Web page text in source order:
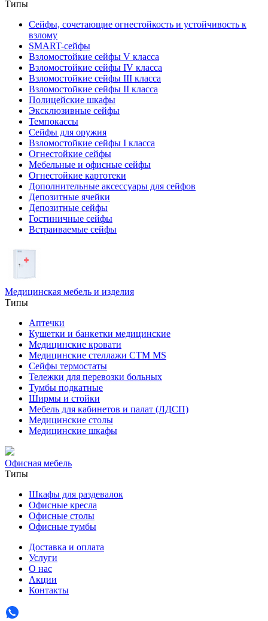
Типы
Сейфы, сочетающие огнестойкость и устойчивость к
взлому
SMART-сейфы
Взломостойкие сейфы V класса
Взломостойкие сейфы IV класса
Взломостойкие сейфы III класса
Взломостойкие сейфы II класса
Полицейские шкафы
Эксклюзивные сейфы
Темпокассы
Сейфы для оружия
Взломостойкие сейфы I класса
Огнестойкие сейфы
Мебельные и офисные сейфы
Огнестойкие картотеки
Дополнительные аксессуары для сейфов
Депозитные ячейки
Депозитные сейфы
Гостиничные сейфы
Встраиваемые сейфы
Медицинская мебель и изделия
Типы
Аптечки
Кушетки и банкетки медицинские
Медицинские кровати
Медицинские стеллажи CTM MS
Сейфы термостаты
Тележки для перевозки больных
Тумбы подкатные
Ширмы и стойки
Мебель для кабинетов и палат (ЛДСП)
Медицинские столы
Медицинские шкафы
Офисная мебель
Типы
Шкафы для раздевалок
Офисные кресла
Офисные столы
Офисные тумбы
Доставка и оплата
Услуги
О нас
Акции
Контакты